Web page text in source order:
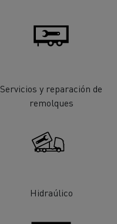
Servicios y reparación de
remolques
Hidraúlico